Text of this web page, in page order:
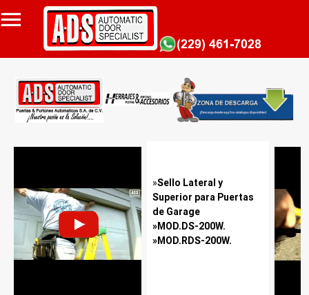
»Sello Lateral y
Superior para Puertas
de Garage
»MOD.DS-200W.
»MOD.RDS-200W.